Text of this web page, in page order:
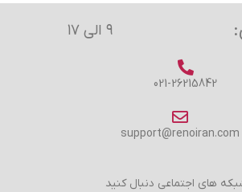
۹ الی ۱۷
021-26215842
support@renoiran.com
های اجتماعی دنبال کنید